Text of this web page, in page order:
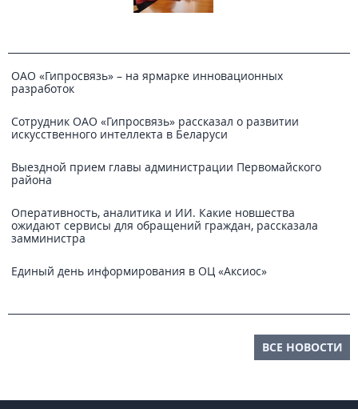
ОАО «Гипросвязь» – на ярмарке инновационных
разработок
Сотрудник ОАО «Гипросвязь» рассказал о развитии
искусственного интеллекта в Беларуси
Выездной прием главы администрации Первомайского
района
Оперативность, аналитика и ИИ. Какие новшества
ожидают сервисы для обращений граждан, рассказала
замминистра
Единый день информирования в ОЦ «Аксиос»
ВСЕ НОВОСТИ